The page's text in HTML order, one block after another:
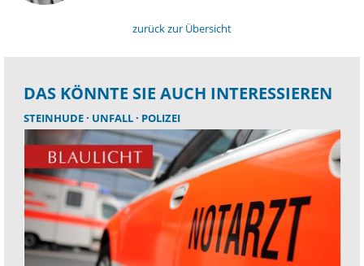
zurück zur Übersicht
DAS KÖNNTE SIE AUCH INTERESSIEREN
STEINHUDE UNFALL POLIZEI